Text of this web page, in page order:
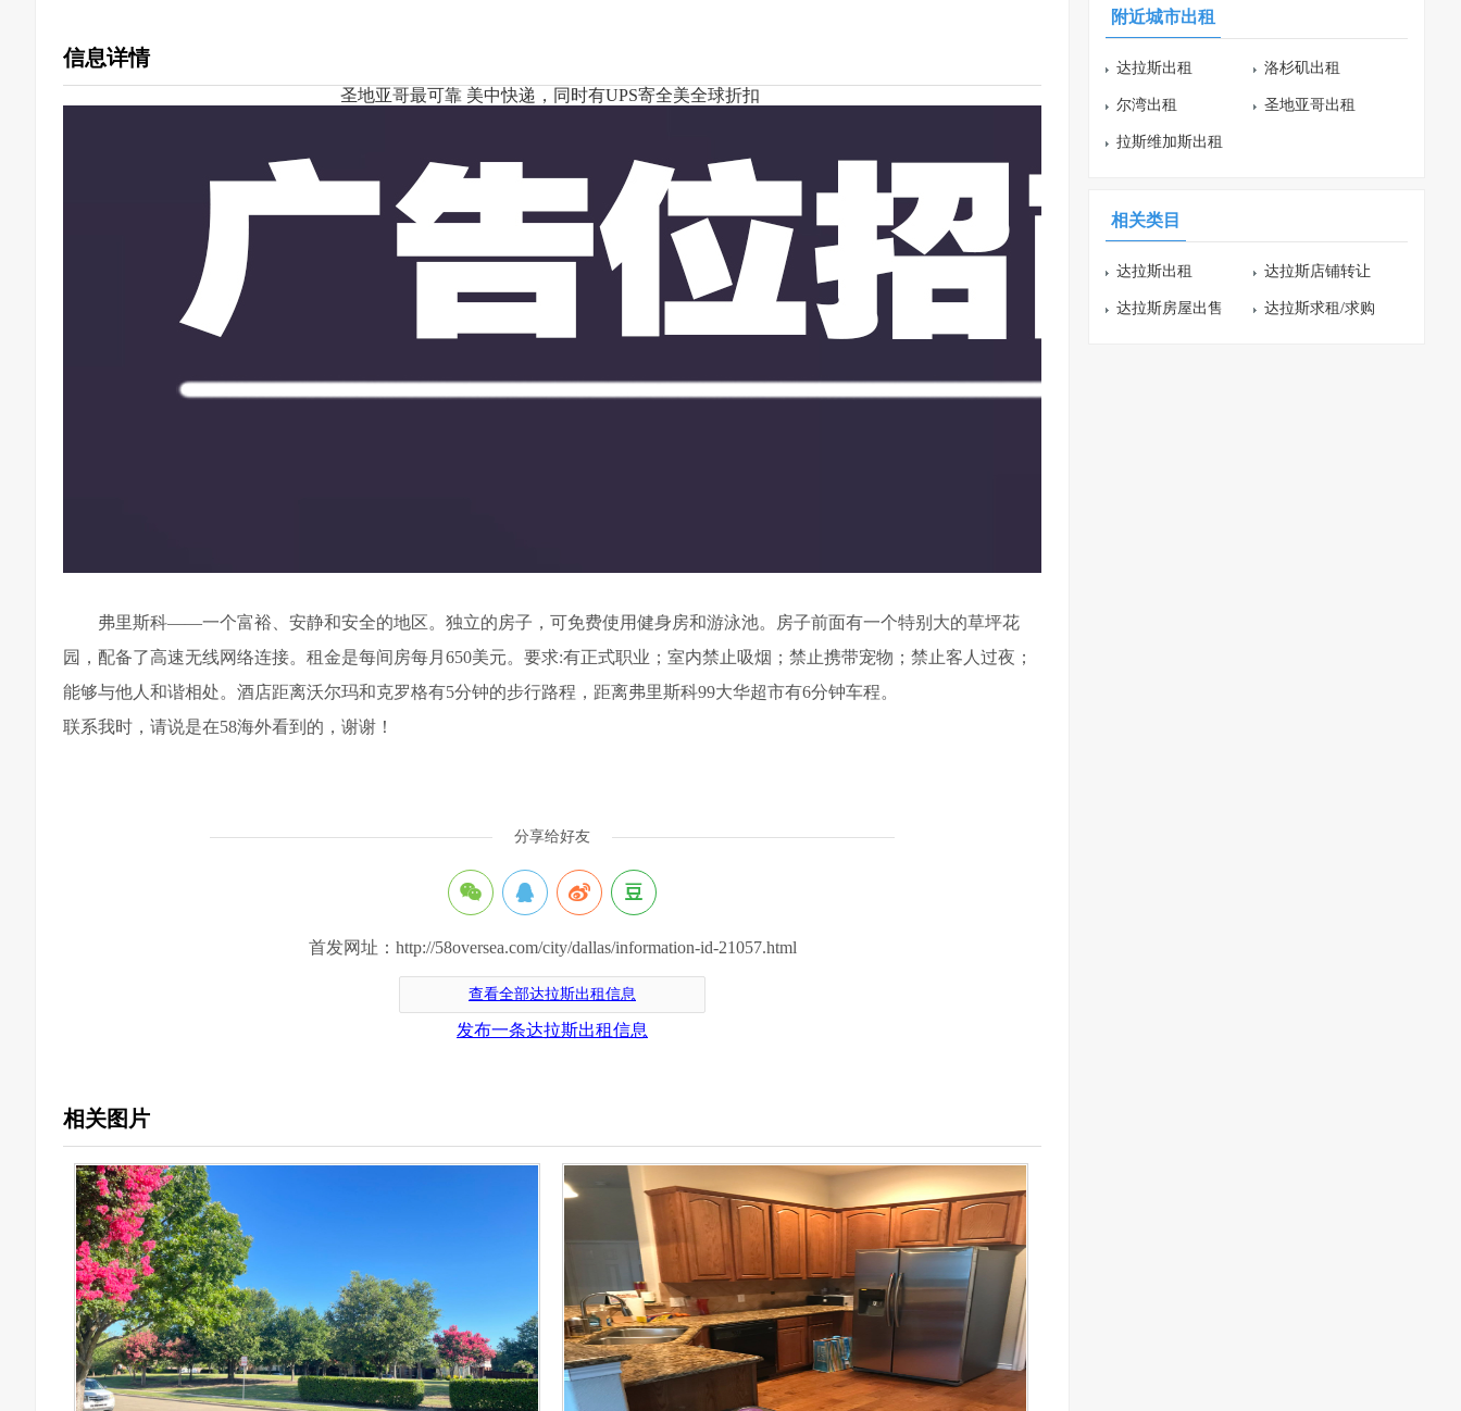
信息详情
圣地亚哥最可靠 美中快递，同时有UPS寄全美全球折扣
弗里斯科——一个富裕、安静和安全的地区。独立的房子，可免费使用健身房和游泳池。房子前面有一个特别大的草坪花
园，配备了高速无线网络连接。租金是每间房每月650美元。要求:有正式职业；室内禁止吸烟；禁止携带宠物；禁止客人过夜；
能够与他人和谐相处。酒店距离沃尔玛和克罗格有5分钟的步行路程，距离弗里斯科99大华超市有6分钟车程。
联系我时，请说是在58海外看到的，谢谢！
分享给好友
首发网址：http://58oversea.com/city/dallas/information-id-21057.html
查看全部达拉斯出租信息
发布一条达拉斯出租信息
相关图片
附近城市出租
达拉斯出租 洛杉矶出租
尔湾出租 圣地亚哥出租
拉斯维加斯出租
相关类目
达拉斯出租 达拉斯店铺转让
达拉斯房屋出售 达拉斯求租/求购